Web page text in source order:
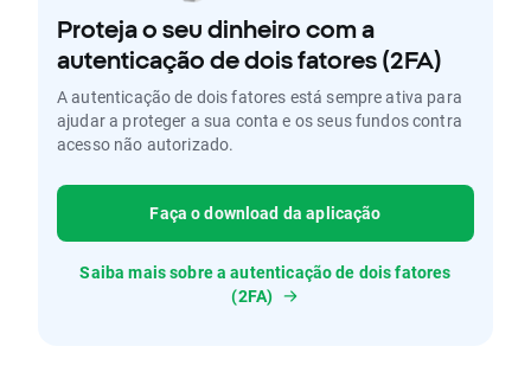
Proteja o seu dinheiro com a
autenticação de dois fatores (2FA)
A autenticação de dois fatores está sempre ativa para
ajudar a proteger a sua conta e os seus fundos contra
acesso não autorizado.
Faça o download da aplicação
Saiba mais sobre a autenticação de dois fatores
(2FA)